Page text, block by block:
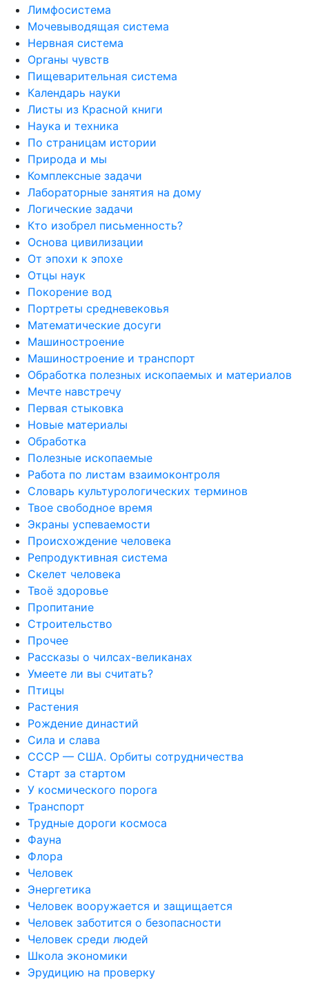
Лимфосистема
Мочевыводящая система
Нервная система
Органы чувств
Пищеварительная система
Календарь науки
Листы из Красной книги
Наука и техника
По страницам истории
Природа и мы
Комплексные задачи
Лабораторные занятия на дому
Логические задачи
Кто изобрел письменность?
Основа цивилизации
От эпохи к эпохе
Отцы наук
Покорение вод
Портреты средневековья
Математические досуги
Машиностроение
Машиностроение и транспорт
Обработка полезных ископаемых и материалов
Мечте навстречу
Первая стыковка
Новые материалы
Обработка
Полезные ископаемые
Работа по листам взаимоконтроля
Словарь культурологических терминов
Твое свободное время
Экраны успеваемости
Происхождение человека
Репродуктивная система
Скелет человека
Твоё здоровье
Пропитание
Строительство
Прочее
Рассказы о чилсах-великанах
Умеете ли вы считать?
Птицы
Растения
Рождение династий
Сила и слава
СССР — США. Орбиты сотрудничества
Старт за стартом
У космического порога
Транспорт
Трудные дороги космоса
Фауна
Флора
Человек
Энергетика
Человек вооружается и защищается
Человек заботится о безопасности
Человек среди людей
Школа экономики
Эрудицию на проверку